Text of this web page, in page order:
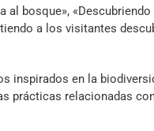
al bosque»,
a los visitantes
inspirados en la
prácticas relacionadas